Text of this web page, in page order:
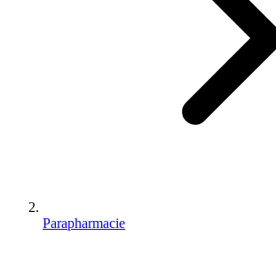
Parapharmacie